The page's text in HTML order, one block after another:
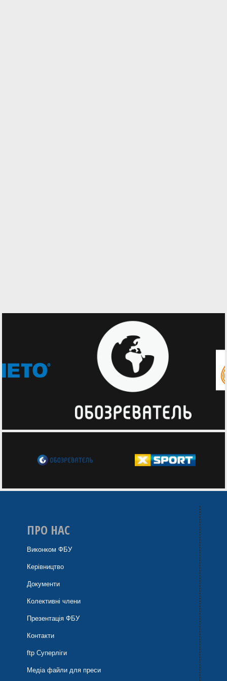
ПРО НАС
Виконком ФБУ
Керівництво
Документи
Колективні члени
Презентація ФБУ
Контакти
ftp Суперліги
Медіа файли для преси